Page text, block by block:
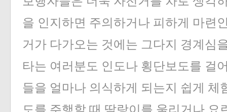
을 인지하면 주의하거나 피하게 마련
거가 다가오는 것에는 그다지 경계심
타는 여러분도 인도나 횡단보도를 걸
들을 얼마나 의식하게 되는지 쉽게 체